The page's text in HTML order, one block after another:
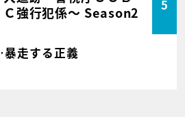
Ｃ強行犯係～ Season2
5
走する正義